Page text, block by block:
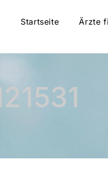
Startseite Ärzte